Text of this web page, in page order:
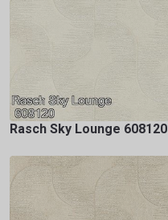
Rasch Sky Lounge 608120